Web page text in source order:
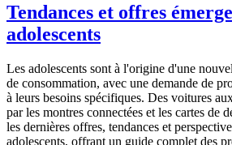
Tendances et offres
adolescents
Les adolescents sont à l'origine d'une
de consommation, avec une demande de
à leurs besoins spécifiques. Des voitures
par les montres connectées et les cartes de
les dernières offres, tendances et
adolescents, offrant un guide complet des